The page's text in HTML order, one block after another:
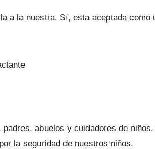
a la nuestra. Sí, esta aceptada
abuelos y cuidadores de
la seguridad de nuestros niños.